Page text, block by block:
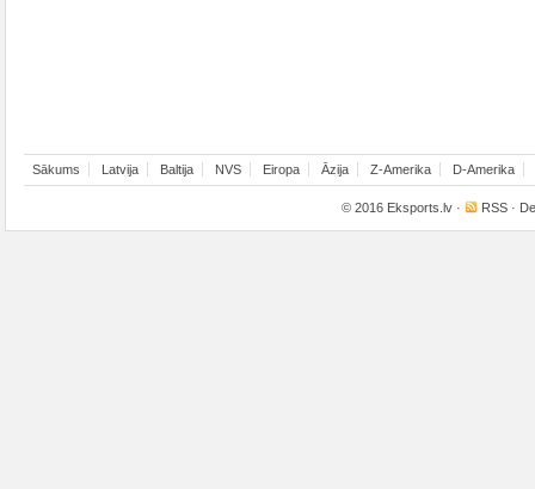
Sākums Latvija Baltija NVS Eiropa Āzija Z-Amerika D-Amerika
© 2016 Eksports.lv · RSS ·